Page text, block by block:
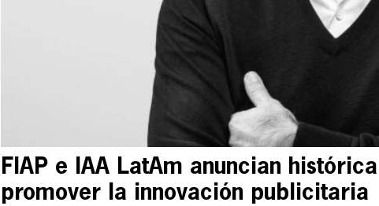
FIAP e IAA LatAm anuncian
promover la innovación publicitaria